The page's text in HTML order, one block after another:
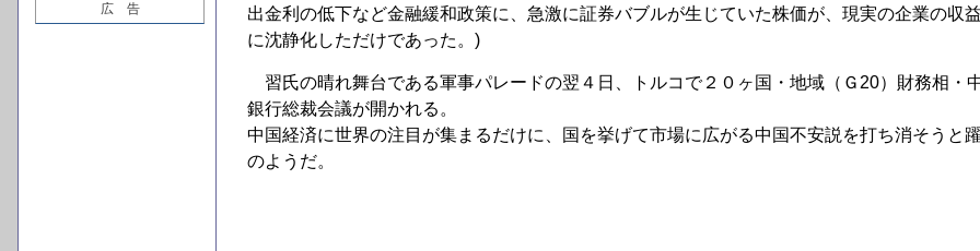
広 告
出金利の低下など金融緩和政策に、急激に証券バブルが生じていた株価が、現実の企業の収
に沈静化しただけであった。)
習氏の晴れ舞台である軍事パレードの翌４日、トルコで２０ヶ国・地域（Ｇ20）財務相・
銀行総裁会議が開かれる。
中国経済に世界の注目が集まるだけに、国を挙げて市場に広がる中国不安説を打ち消そうと
のようだ。